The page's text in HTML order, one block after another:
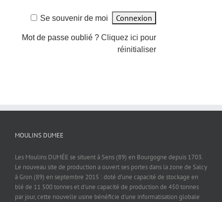
Se souvenir de moi
Mot de passe oublié ?Cliquez ici pour
réinitialiser
MOULINS DUMEE
Les Moulins DUMÉE se situent à Sens (89) en Bourgogne depuis 1703.
Le nouveau site de production a ouvert ses portes dans la zone de Salcy
à Gron (89) en septembre 2015 : doté d'une capacité de stockage en
blé de 11 500 tonnes et d'une capacité de production de 450 tonnes
par jour, cette nouvelle usine bénéficie d'une informatisation globale